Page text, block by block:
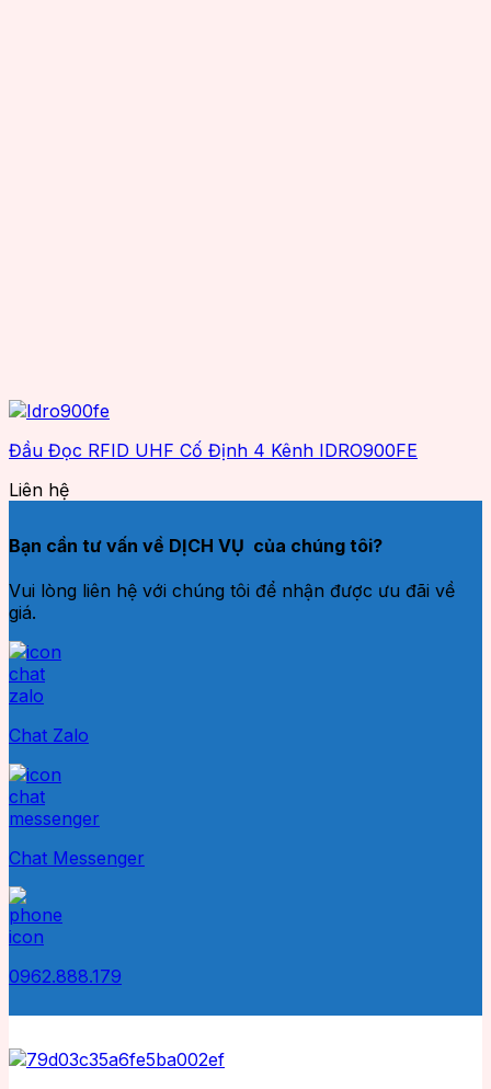
Đầu Đọc RFID UHF Cố Định 4 Kênh IDRO900FE
Liên hệ
Bạn cần tư vấn về DỊCH VỤ của chúng tôi?
Vui lòng liên hệ với chúng tôi để nhận được ưu đãi về
giá.
Chat Zalo
Chat Messenger
0962.888.179